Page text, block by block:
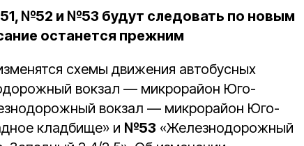
№52 и №53 будут следовать по новым
останется прежним
схемы движения автобусных
вокзал — микрорайон Юго-
вокзал — микрорайон Юго-
кладбище» и №53 «Железнодорожный